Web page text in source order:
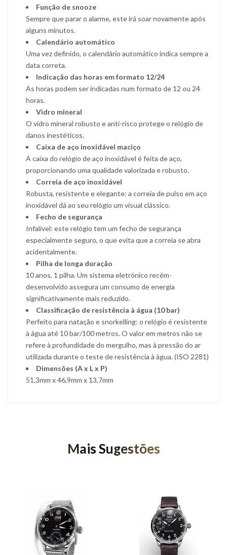
Função de snooze
Sempre que parar o alarme, este irá soar novamente após
alguns minutos.
Calendário automático
Uma vez definido, o calendário automático indica sempre a
data correta.
Indicação das horas em formato 12/24
As horas podem ser indicadas num formato de 12 ou 24
horas.
Vidro mineral
O vidro mineral robusto e anti-risco protege o relógio de
danos inestéticos.
Caixa de aço inoxidável maciço
A caixa do relógio de aço inoxidável é feita de aço,
proporcionando uma qualidade valorizada e robusto.
Correia de aço inoxidável
Robusta, resistente e elegante: a correia de pulso em aço
inoxidável dá ao seu relógio um visual clássico.
Fecho de segurança
Infalível: este relógio tem um fecho de segurança
especialmente seguro, o que evita que a correia se abra
acidentalmente.
Pilha de longa duração
10 anos, 1 pilha. Um sistema eletrónico recém-
desenvolvido assegura um consumo de energia
significativamente mais reduzido.
Classificação de resistência à água (10 bar)
Perfeito para natação e snorkelling: o relógio é resistente
à água até 10 bar/100 metros. O valor em metros não se
refere à profundidade do mergulho, mas à pressão do ar
utilizada durante o teste de resistência à água. (ISO 2281)
Dimensões (A x L x P)
51,3mm x 46,9mm x 13,7mm
Mais Sugestões